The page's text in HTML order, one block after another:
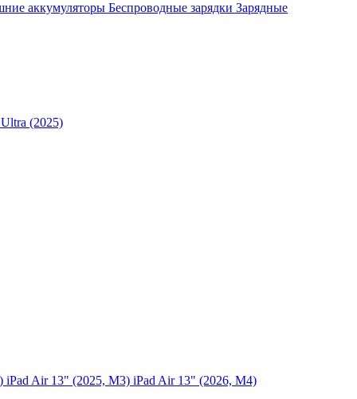
аккумуляторы Беспроводные зарядки Зарядные
(2025)
iPad Air 13" (2025, M3) iPad Air 13" (2026, M4)